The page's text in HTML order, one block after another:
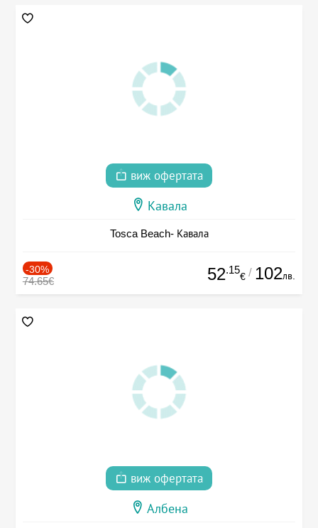
виж офертата
Кавала
Tosca Beach- Кавала
-30%
74.65€ 52.15
€ / 102лв.
виж офертата
Албена